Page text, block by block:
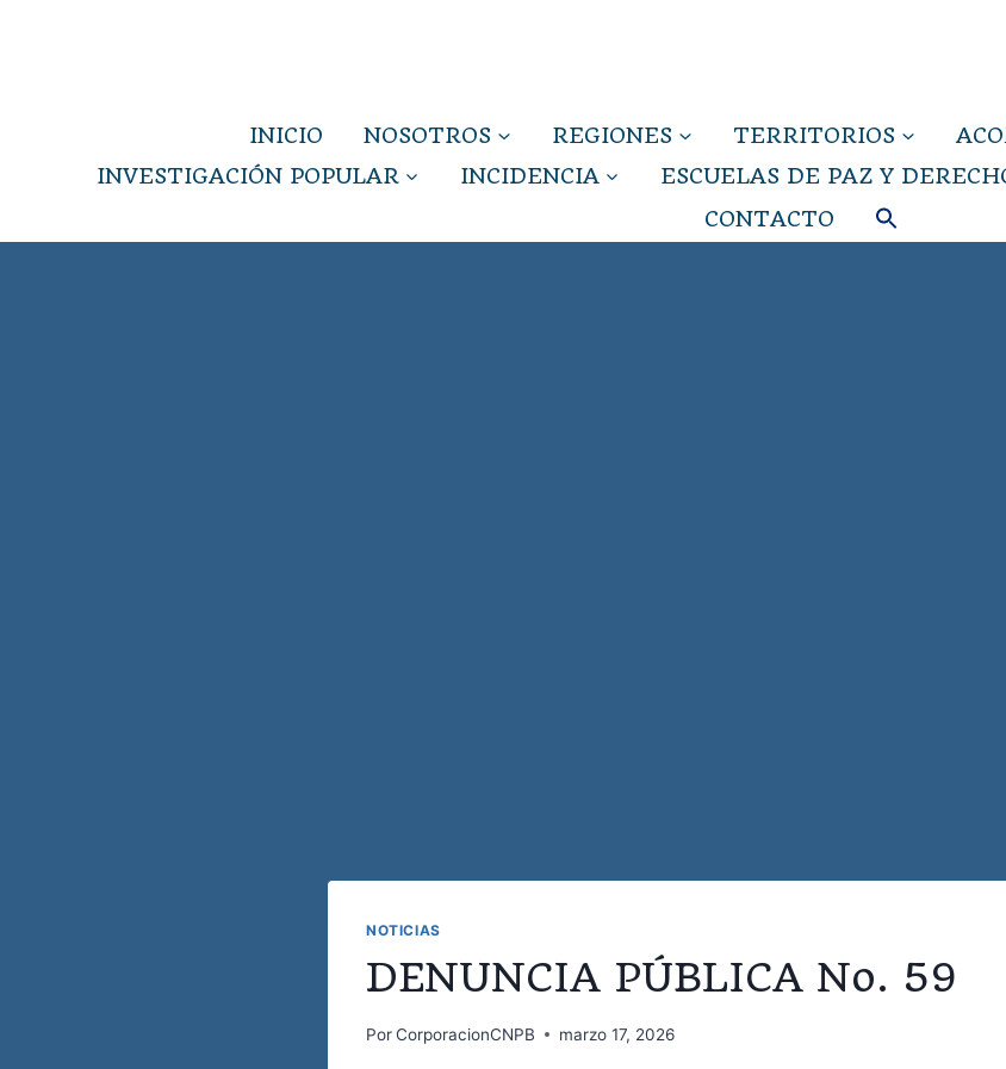
INICIO NOSOTROS REGIONES TERRITORIOS
INVESTIGACIÓN POPULAR
INCIDENCIA ESCUELAS DE PAZ Y
CONTACTO
NOTICIAS
DENUNCIA PÚBLICA No. 59
PorCorporacionCNPB marzo 17, 2026